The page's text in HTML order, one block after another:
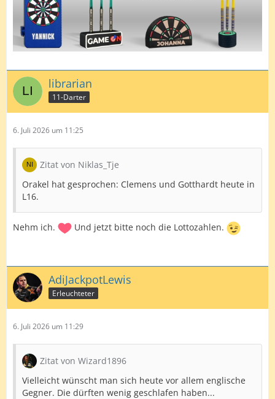
librarian
11-Darter
6. Juli 2026 um 11:25
Zitat von Niklas_Tje
Orakel hat gesprochen: Clemens und Gotthardt heute in
L16.
Nehm ich. Und jetzt bitte noch die Lottozahlen.
AdiJackpotLewis
Erleuchteter
6. Juli 2026 um 11:29
Zitat von Wizard1896
Vielleicht wünscht man sich heute vor allem englische
Gegner. Die dürften wenig geschlafen haben...